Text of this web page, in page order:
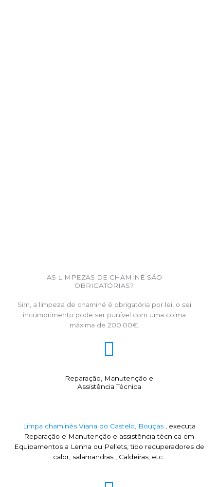
AS LIMPEZAS DE CHAMINÉ SÃO
OBRIGATÓRIAS?
Sim, a limpeza de chaminé é obrigatória por lei, o sei
incumprimento pode ser punível com uma coima
máxima de 200.00€.
Reparação, Manutenção e
Assistência Técnica
Limpa chaminés Viana do Castelo, Bouças , executa
Reparação e Manutenção e assistência técnica em
Equipamentos a Lenha ou Pellets, tipo recuperadores de
calor, salamandras , Caldeiras, etc..